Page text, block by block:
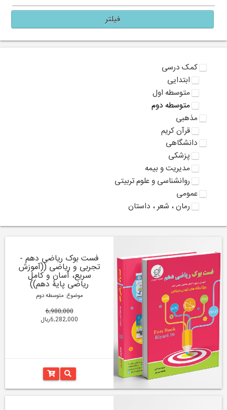
فیلتر
کمک درسی
ابتدایی
متوسطه اول
متوسطه دوم
مذهبی
قرآن کریم
دانشگاهی
پزشکی
مدیریت و بیمه
روانشناسی و علوم تربیتی
عمومی
رمان ، شعر ، داستان
فست بوک ریاضی دهم -
تجربی و ریاضی ((آموزش
سریع، آسان و کامل
ریاضی پایۀ دهم))
موضوع: متوسطه دوم
6,980,000
6,282,000ریال